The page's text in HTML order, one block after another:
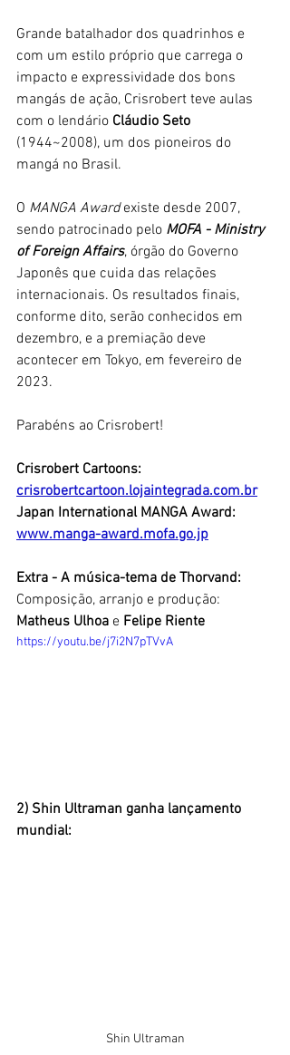
Grande batalhador dos quadrinhos e
com um estilo próprio que carrega o
impacto e expressividade dos bons
mangás de ação, Crisrobert teve aulas
com o lendário Cláudio Seto
(1944~2008), um dos pioneiros do
mangá no Brasil.
O MANGA Award existe desde 2007,
sendo patrocinado pelo MOFA - Ministry
of Foreign Affairs, órgão do Governo
Japonês que cuida das relações
internacionais. Os resultados finais,
conforme dito, serão conhecidos em
dezembro, e a premiação deve
acontecer em Tokyo, em fevereiro de
2023.
Parabéns ao Crisrobert!
Crisrobert Cartoons:
crisrobertcartoon.lojaintegrada.com.br
Japan International MANGA Award:
www.manga-award.mofa.go.jp
Extra - A música-tema de Thorvand:
Composição, arranjo e produção:
Matheus Ulhoa e Felipe Riente
https://youtu.be/j7i2N7pTVvA
2) Shin Ultraman ganha lançamento
mundial:
Shin Ultraman